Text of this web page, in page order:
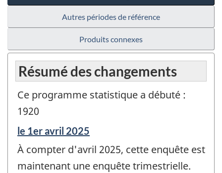
Autres périodes de référence
Produits connexes
Résumé des changements
Ce programme statistique a débuté :
1920
Période
de
référence
de
le 1er avril 2025
À compter d'avril 2025, cette enquête est
maintenant une enquête trimestrielle.